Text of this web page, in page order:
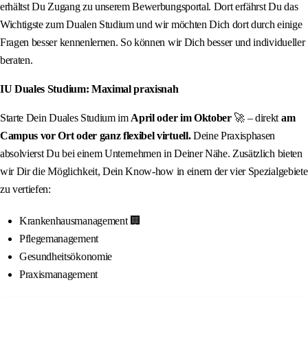
erhältst Du Zugang zu unserem Bewerbungsportal. Dort erfährst Du das
Wichtigste zum Dualen Studium und wir möchten Dich dort durch einige
Fragen besser kennenlernen. So können wir Dich besser und individueller
beraten.
IU Duales Studium: Maximal praxisnah
Starte Dein Duales Studium im April oder im Oktober 🚀 – direkt am
Campus vor Ort oder ganz flexibel virtuell.Deine Praxisphasen
absolvierst Du bei einem Unternehmen in Deiner Nähe. Zusätzlich bieten
wir Dir die Möglichkeit, Dein Know-how in einem der vier Spezialgebiete
zu vertiefen:
Krankenhausmanagement 🏢
Pflegemanagement
Gesundheitsökonomie
Praxismanagement